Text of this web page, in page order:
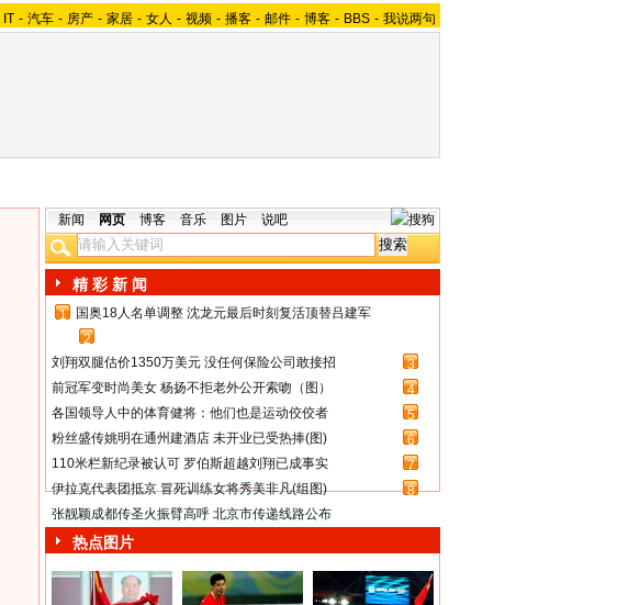
IT - 汽车 - 房产 - 家居 - 女人 - 视频 - 播客 - 邮件 - 博客 - BBS - 我说两句
新闻 网页 博客 音乐 图片 说吧
精 彩 新 闻
1
国奥18人名单调整 沈龙元最后时刻复活顶替吕建军
2
刘翔双腿估价1350万美元 没任何保险公司敢接招
3
前冠军变时尚美女 杨扬不拒老外公开索吻（图）
4
各国领导人中的体育健将：他们也是运动佼佼者
5
粉丝盛传姚明在通州建酒店 未开业已受热捧(图)
6
110米栏新纪录被认可 罗伯斯超越刘翔已成事实
7
伊拉克代表团抵京 冒死训练女将秀美非凡(组图)
8
张靓颖成都传圣火振臂高呼 北京市传递线路公布
热点图片